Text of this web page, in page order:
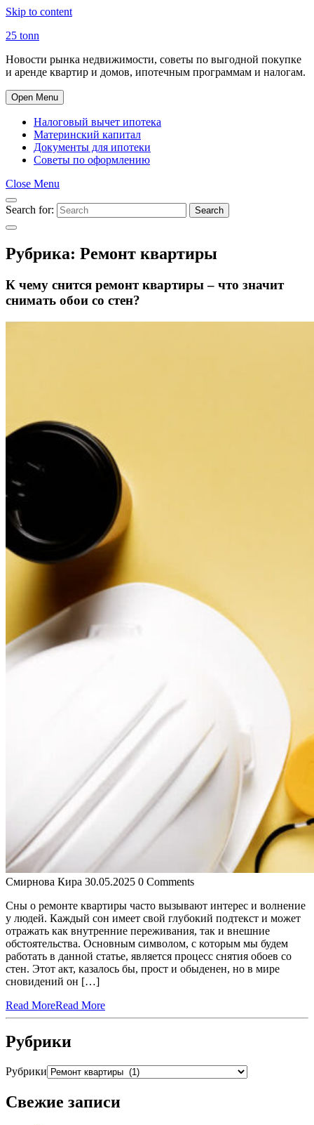
Skip to content
25 tonn
Новости рынка недвижимости, советы по выгодной покупке
и аренде квартир и домов, ипотечным программам и налогам.
Open Menu
Налоговый вычет ипотека
Материнский капитал
Документы для ипотеки
Советы по оформлению
Close Menu
Search for: Search
Рубрика: Ремонт квартиры
К чему снится ремонт квартиры – что значит
снимать обои со стен?
Смирнова Кира 30.05.2025 0 Comments
Сны о ремонте квартиры часто вызывают интерес и волнение
у людей. Каждый сон имеет свой глубокий подтекст и может
отражать как внутренние переживания, так и внешние
обстоятельства. Основным символом, с которым мы будем
работать в данной статье, является процесс снятия обоев со
стен. Этот акт, казалось бы, прост и обыденен, но в мире
сновидений он […]
Read MoreRead More
Рубрики
Рубрики
Свежие записи